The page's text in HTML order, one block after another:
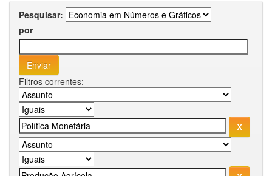
Pesquisar:
por
Filtros correntes: